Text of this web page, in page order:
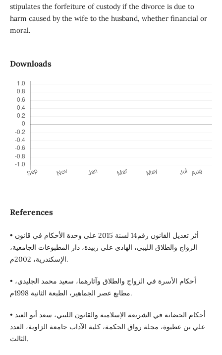
stipulates the forfeiture of custody if the divorce is due to
harm caused by the wife to the husband, whether financial or
moral.
Downloads
References
• أثر تعديل القانون رقم14 لسنة 2015 على وحدة الأحكام في قانون
الزواج والطلاق الليبي، الهادي علي زبيدة، دار المطبوعات الجامعية،
الإسكندرية، 2002م.
• أحكام الأسرة في الزواج والطلاق وآثارهما، سعيد محمد الجليدي،
مطابع عصر الجماهير، الطبعة الثانية 1998م.
• أحكام الحضانة في الشريعة الإسلامية والقانون الليبي، سعد أبو العيد
علي بن عطيوة، مجلة رواق الحكمة، كلية الآداب جامعة الزاوية، العدد
الثالث.